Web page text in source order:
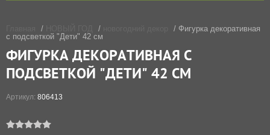
/ /
/ Фигурка декоративная
с подсветкой "Дети" 42 см
ФИГУРКА ДЕКОРАТИВНАЯ С
ПОДСВЕТКОЙ "ДЕТИ" 42 СМ
Артикул: 806413